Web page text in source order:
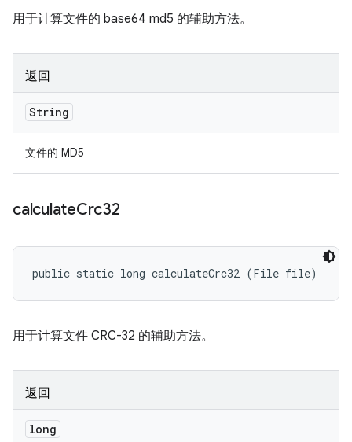
用于计算文件的 base64 md5 的辅助方法。
返回
String
文件的 MD5
calculateCrc32
public static long calculateCrc32 (File file)
用于计算文件 CRC-32 的辅助方法。
返回
long